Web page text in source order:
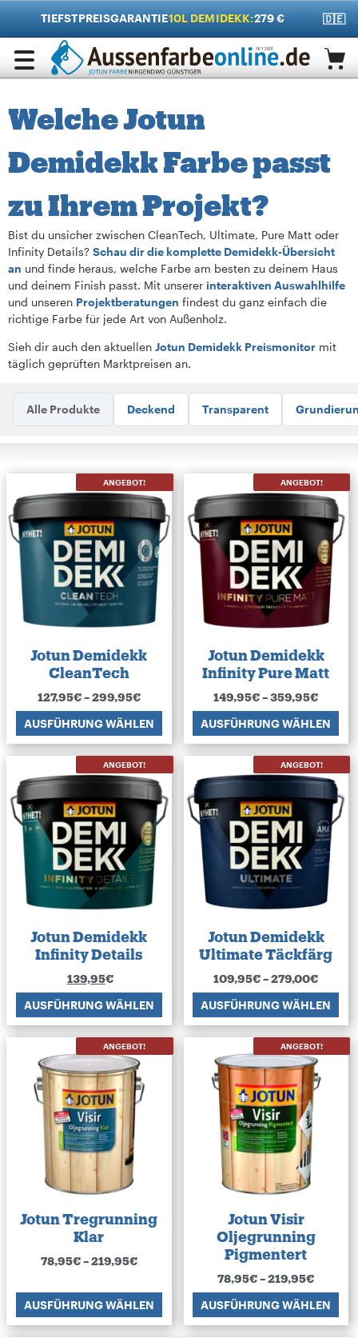
TIEFSTPREISGARANTIE10L DEMIDEKK:279 € 🇩🇪
Welche Jotun
Demidekk Farbe passt
zu Ihrem Projekt?
Bist du unsicher zwischen CleanTech, Ultimate, Pure Matt oder
Infinity Details? Schau dir die komplette Demidekk-Übersicht
an und finde heraus, welche Farbe am besten zu deinem Haus
und deinem Finish passt. Mit unserer interaktiven Auswahlhilfe
und unseren Projektberatungen findest du ganz einfach die
richtige Farbe für jede Art von Außenholz.
Sieh dir auch den aktuellen Jotun Demidekk Preismonitor mit
täglich geprüften Marktpreisen an.
Alle Produkte Deckend Transparent
ANGEBOT!
Jotun Demidekk
CleanTech
€
127,95 – €
299,95
AUSFÜHRUNG WÄHLEN
ANGEBOT!
Jotun Demidekk
Infinity Pure Matt
€
149,95 – €
359,95
AUSFÜHRUNG WÄHLEN
ANGEBOT!
Jotun Demidekk
Infinity Details
€
139,95
AUSFÜHRUNG WÄHLEN
ANGEBOT!
Jotun Demidekk
Ultimate Täckfärg
€
109,95 – €
279,00
AUSFÜHRUNG WÄHLEN
ANGEBOT!
Jotun Tregrunning
Klar
€
78,95 – €
219,95
AUSFÜHRUNG WÄHLEN
ANGEBOT!
Jotun Visir
Oljegrunning
Pigmentert
€
78,95 – €
219,95
AUSFÜHRUNG WÄHLEN